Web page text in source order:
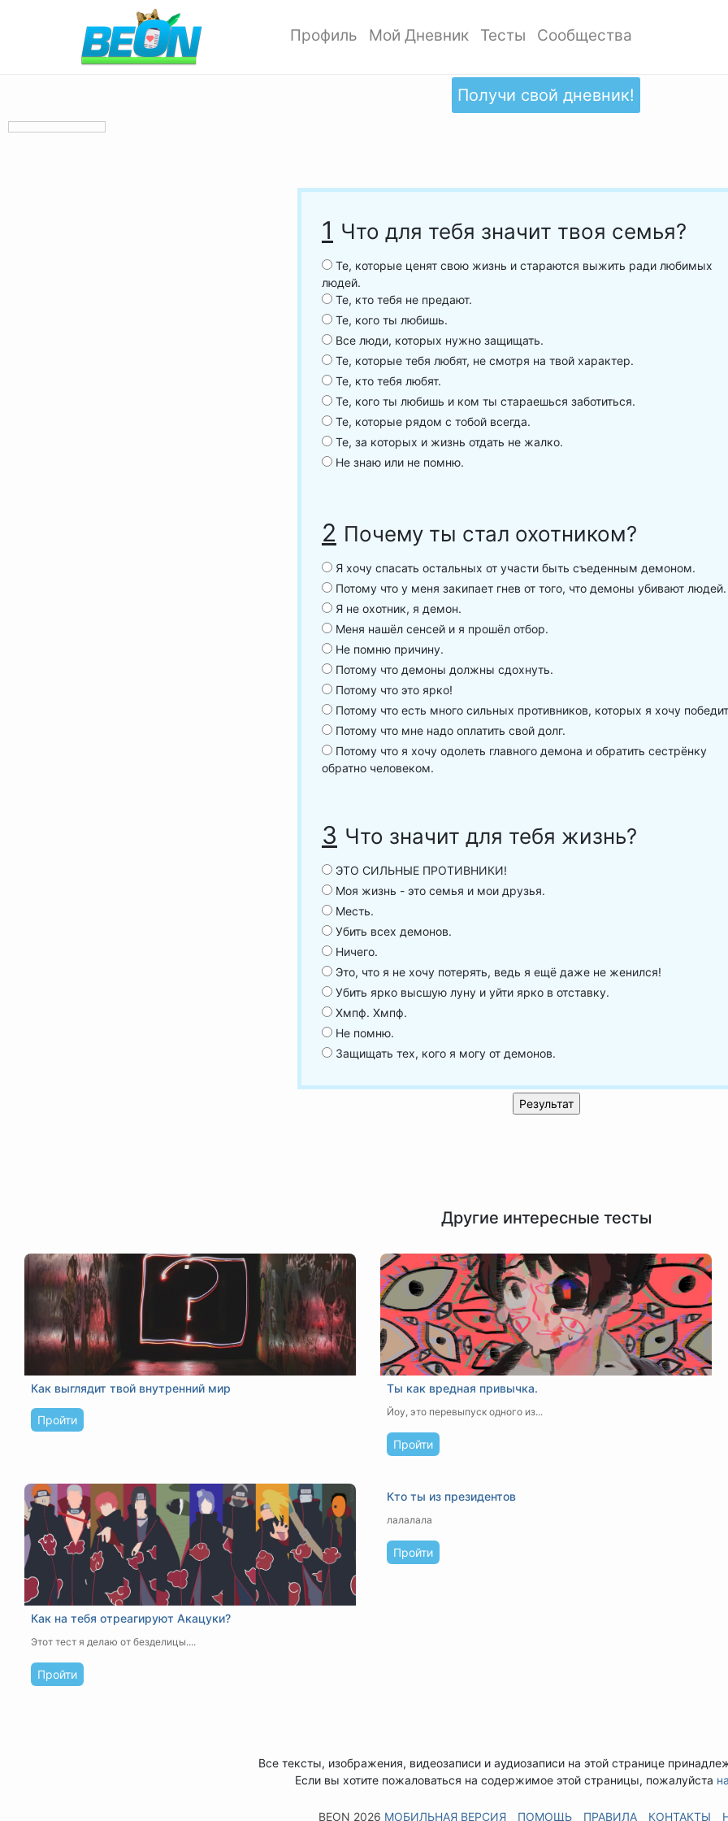
Профиль
Позитивки
Мой Дневник
Добавить запись
Дизайн дневника
Тесты
Добавить тест
Популярные тесты
Сообщества
Создать сообщество
Обзор сообществ
Получи свой дневник!
1 Что для тебя значит твоя семья?
Те, которые ценят свою жизнь и стараются выжить ради любимых
людей.
Те, кто тебя не предают.
Те, кого ты любишь.
Все люди, которых нужно защищать.
Те, которые тебя любят, не смотря на твой характер.
Те, кто тебя любят.
Те, кого ты любишь и ком ты стараешься заботиться.
Те, которые рядом с тобой всегда.
Те, за которых и жизнь отдать не жалко.
Не знаю или не помню.
2 Почему ты стал охотником?
Я хочу спасать остальных от участи быть съеденным демоном.
Потому что у меня закипает гнев от того, что демоны убивают людей.
Я не охотник, я демон.
Меня нашёл сенсей и я прошёл отбор.
Не помню причину.
Потому что демоны должны сдохнуть.
Потому что это ярко!
Потому что есть много сильных противников, которых я хочу
Потому что мне надо оплатить свой долг.
Потому что я хочу одолеть главного демона и обратить сестрёнку
обратно человеком.
3 Что значит для тебя жизнь?
ЭТО СИЛЬНЫЕ ПРОТИВНИКИ!
Моя жизнь - это семья и мои друзья.
Месть.
Убить всех демонов.
Ничего.
Это, что я не хочу потерять, ведь я ещё даже не женился!
Убить ярко высшую луну и уйти ярко в отставку.
Хмпф. Хмпф.
Не помню.
Защищать тех, кого я могу от демонов.
Другие интересные тесты
Как выглядит твой внутренний мир
Пройти
Ты как вредная привычка.
Йоу, это перевыпуск одного из...
Пройти
Как на тебя отреагируют Акацуки?
Этот тест я делаю от безделицы....
Пройти
Кто ты из президентов
лалалала
Пройти
Все тексты, изображения, видеозаписи и аудиозаписи на этой странице
Если вы хотите пожаловаться на содержимое этой страницы, пожалуйста
BEON 2026 МОБИЛЬНАЯ ВЕРСИЯ ПОМОЩЬ ПРАВИЛА КОНТАКТЫ